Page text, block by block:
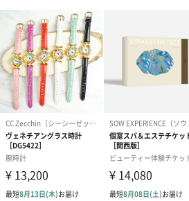
い。パッケージに入れてお届けします。
プリザーブドフラワー
ブーケ（ピンク）
（2,580円）
プリザーブド
ブーケ（ブル
（2,580円）